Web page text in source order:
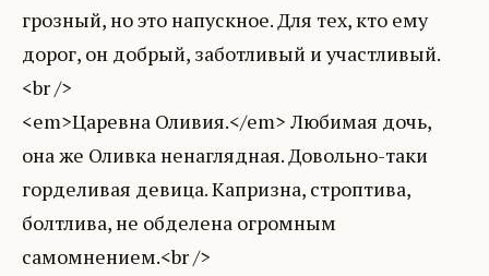
грозный, но это напускное. Для тех, кто ему
дорог, он добрый, заботливый и участливый.
<br />
<em>Царевна Оливия.</em> Любимая дочь,
она же Оливка ненаглядная. Довольно-таки
горделивая девица. Капризна, строптива,
болтлива, не обделена огромным
самомнением.<br />